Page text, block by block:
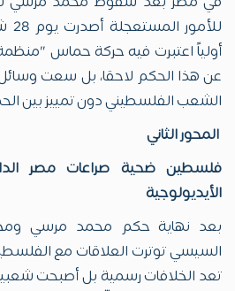
أولياً اعتبرت فيه حركة حماس "منظمة
عن هذا الحكم لاحقا، بل سعت
الشعب الفلسطيني دون تمييز بين
المحور الثاني
فلسطين ضحية صراعات مصر
الأيديولوجية
بعد نهاية حكم محمد مرسي
السيسي توترت العلاقات مع
تعد الخلافات رسمية بل أصبحت